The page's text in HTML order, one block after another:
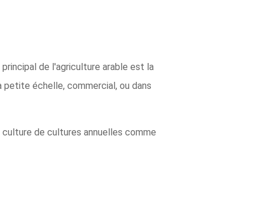
de l'agriculture arable est la
petite échelle, commercial, ou dans
de cultures annuelles comme